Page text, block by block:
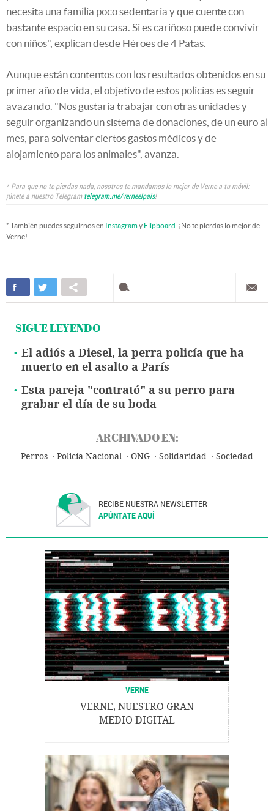
necesita una familia poco sedentaria y que cuente con
bastante espacio en su casa. Si es cariñoso puede convivir
con niños", explican desde Héroes de 4 Patas.
Aunque están contentos con los resultados obtenidos en su
primer año de vida, el objetivo de estos policías es seguir
avazando. "Nos gustaría trabajar con otras unidades y
seguir organizando un sistema de donaciones, de un euro al
mes, para solventar ciertos gastos médicos y de
alojamiento para los animales", avanza.
* Para que no te pierdas nada, nosotros te mandamos lo mejor de Verne a tu móvil:
¡únete a nuestro Telegramtelegram.me/verneelpais!
* También puedes seguirnos en Instagramy Flipboard . ¡No te pierdas lo mejor de
Verne!
SIGUE LEYENDO
El adiós a Diesel, la perra policía que ha
muerto en el asalto a París
Esta pareja "contrató" a su perro para
grabar el día de su boda
ARCHIVADO EN:
Perros Policía Nacional ONG Solidaridad Sociedad
RECIBE NUESTRA NEWSLETTER
APÚNTATE AQUÍ
VERNE
VERNE, NUESTRO GRAN
MEDIO DIGITAL